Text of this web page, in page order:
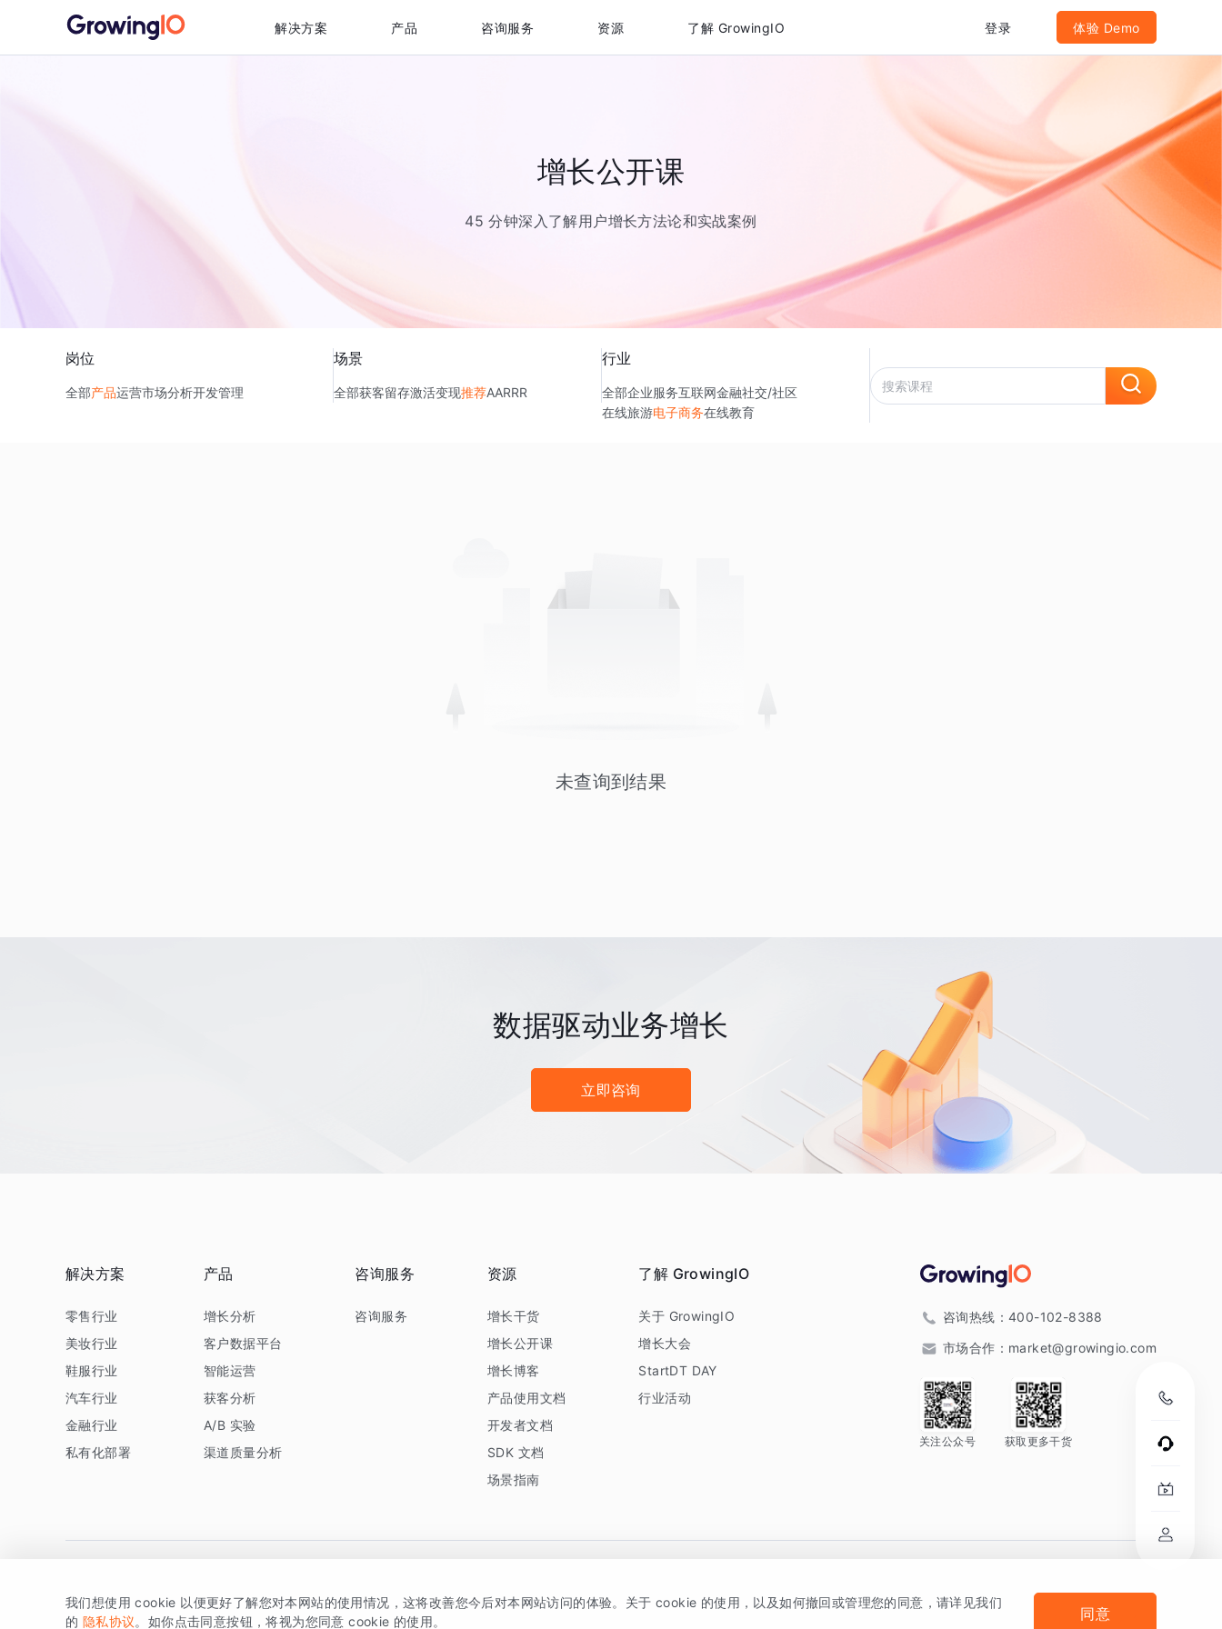
解决方案 产品 咨询服务 资源 了解 GrowingIO 登录 体验 Demo
增长公开课
45 分钟深入了解用户增长方法论和实战案例
岗位
全部产品运营市场分析开发管理
场景
全部获客留存激活变现推荐AARRR
行业
全部企业服务互联网金融社交/社区
在线旅游电子商务在线教育
未查询到结果
数据驱动业务增长
立即咨询
解决方案
零售行业
美妆行业
鞋服行业
汽车行业
金融行业
私有化部署
产品
增长分析
客户数据平台
智能运营
获客分析
A/B 实验
渠道质量分析
咨询服务
咨询服务
资源
增长干货
增长公开课
增长博客
产品使用文档
开发者文档
SDK 文档
场景指南
了解 GrowingIO
关于 GrowingIO
增长大会
StartDT DAY
行业活动
咨询热线： 400-102-8388
市场合作： market@growingio.com
关注公众号 获取更多干货
版权所有 © 北京易数科技有限公司SDK相关说明 京ICP备15038330号 法律声明及隐私条款
我们想使用 cookie 以便更好了解您对本网站的使用情况，这将改善您今后对本网站访问的体验。关于 cookie 的使用，以及如何撤回或管理您的同意，请详见我们
的 隐私协议。如你点击同意按钮，将视为您同意 cookie 的使用。 同意